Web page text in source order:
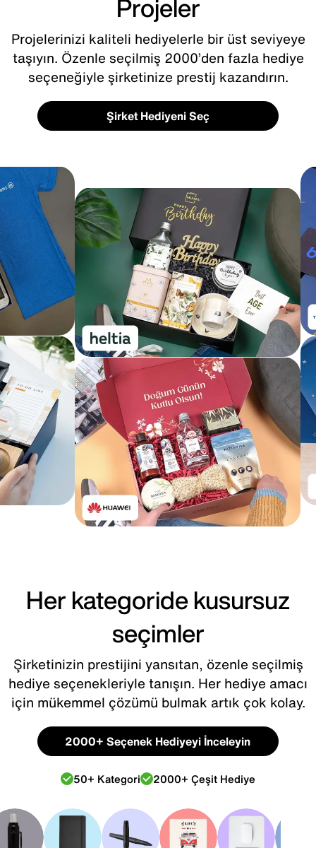
Projeler
Projelerinizi kaliteli hediyelerle bir üst seviyeye
taşıyın. Özenle seçilmiş 2000’den fazla hediye
seçeneğiyle şirketinize prestij kazandırın.
Şirket Hediyeni Seç
Her kategoride kusursuz
seçimler
Şirketinizin prestijini yansıtan, özenle seçilmiş
hediye seçenekleriyle tanışın. Her hediye amacı
için mükemmel çözümü bulmak artık çok kolay.
2000+ Seçenek Hediyeyi İnceleyin
50+ Kategori 2000+ Çeşit Hediye